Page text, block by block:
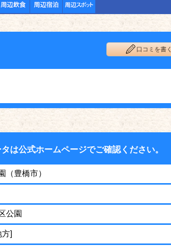
口コミを書く
は公式ホームページでご確認ください。
（豊橋市）
公園
]